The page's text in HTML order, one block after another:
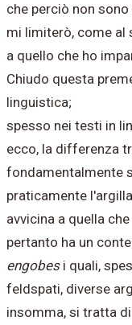
che perciò non
mi limiterò, come al
a quello che ho
Chiudo questa
linguistica;
spesso nei testi in
ecco, la differenza
fondamentalmente
praticamente
avvicina a quella
pertanto ha un
engobesi quali,
feldspati, diverse
insomma, si tratta